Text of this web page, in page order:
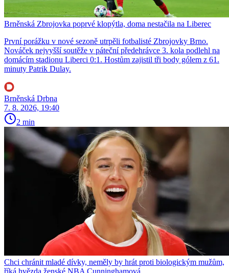
Brněnská Zbrojovka poprvé klopýtla, doma nestačila na Liberec
První porážku v nové sezoně utrpěli fotbalisté Zbrojovky Brno.
Nováček nejvyšší soutěže v páteční předehrávce 3. kola podlehl na
domácím stadionu Liberci 0:1. Hostům zajistil tři body gólem z 61.
minuty Patrik Dulay.
Brněnská Drbna
7. 8. 2026, 19:40
2 min
Chci chránit mladé dívky, neměly by hrát proti biologickým mužům,